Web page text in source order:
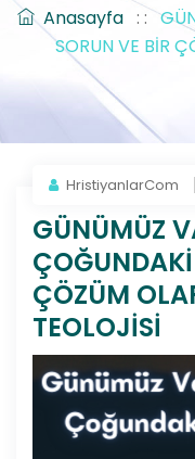
Anasayfa : :
SORUN VE BİR
HristiyanlarCom
GÜNÜMÜZ
ÇÖZÜM
TEOLOJİSİ